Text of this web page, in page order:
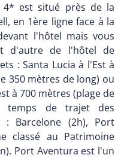
4* est situé près de la
en 1ère ligne face à la
l'hôtel mais vous
d'autre de l'hôtel de
: Santa Lucia à l'Est à
350 mètres de long) ou
à 700 mètres (plage de
temps de trajet des
: Barcelone (2h), Port
classé au Patrimoine
Port Aventura est l'un